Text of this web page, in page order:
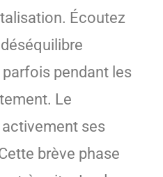
Écoutez
pendant les
Le
ses
brève phase